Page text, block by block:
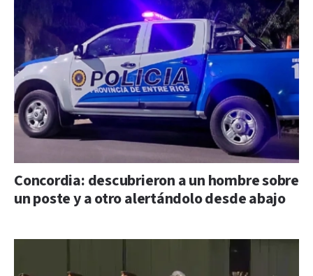
Concordia: descubrieron a un hombre sobre
un poste y a otro alertándolo desde abajo